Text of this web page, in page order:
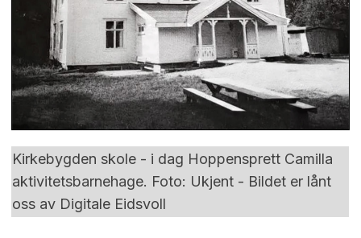
Kirkebygden skole - i dag Hoppensprett Camilla
aktivitetsbarnehage. Foto: Ukjent - Bildet er lånt
oss av Digitale Eidsvoll